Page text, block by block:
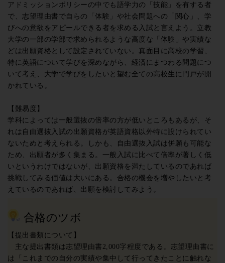
アドミッションポリシーの中でも語学力の「技能」を有する者
で、志望理由書で自らの「体験」や社会問題への「関心」、学
びへの意欲をアピールできる者を求める入試と言えよう。立教
大学の一部の学部で求められるような高度な「体験」や実績な
どは出願資格として設定されていない。真面目に高校の学習、
特に英語について学びを深めながら、経済にまつわる問題につ
いて考え、大学で学びをしたいと望む全ての高校生に門戸が開
かれている。
【難易度】
学科によっては一般選抜の倍率の方が低いところもあるが、そ
れは自由選抜入試の出願資格が英語資格以外特に設けられてい
ないためと考えられる。しかも、自由選抜入試は併願も可能な
ため、出願者が多く集まる。一般入試に比べて倍率が著しく低
いというわけではないが、出願資格を満たしているのであれば
挑戦してみる価値は大いにある。合格の機会を増やしたいと考
えているのであれば、出願を検討してみよう。
合格のツボ
【提出書類について】
主な提出書類は志望理由書2,000字程度である。志望理由書に
は「これまでの自分の実績や集中して行ってきたことに触れな